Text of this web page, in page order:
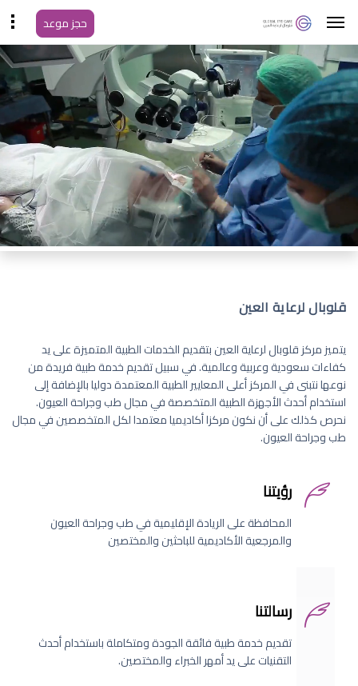
حجز موعد
قلوبال لرعاية العين
يتميز مركز قلوبال لرعاية العين بتقديم الخدمات الطبية المتميزة على يد
كفاءات سعودية وعربية وعالمية. في سبيل تقديم خدمة طبية فريدة من
نوعها نتبنى في المركز أعلى المعايير الطبية المعتمدة دوليا بالإضافة إلى
استخدام أحدث الأجهزة الطبية المتخصصة في مجال طب وجراحة العيون.
نحرص كذلك على أن نكون مركزا أكاديميا معتمدا لكل المتخصصين في مجال
طب وجراحة العيون.
رؤيتنا
المحافظة على الريادة الإقليمية في طب وجراحة العيون
والمرجعية الأكاديمية للباحثين والمختصين
رسالتنا
تقديم خدمة طبية فائقة الجودة ومتكاملة باستخدام أحدث
التقنيات على يد أمهر الخبراء والمختصين.